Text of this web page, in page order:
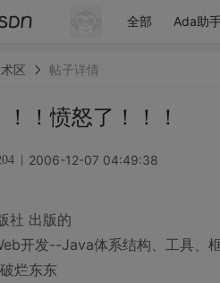
全部 Ada助
区 帖子详情
！愤怒了！！！
2006-12-07 04:49:38
社 出版的
开发--Java体系结构、工具、
烂东东